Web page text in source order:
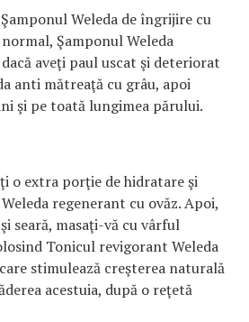
Weleda de îngrijire cu
Şamponul Weleda
aveţi paul uscat şi deteriorat
anti mătreaţă cu grâu, apoi
şi pe toată lungimea părului.
o extra porţie de hidratare şi
regenerant cu ovăz. Apoi,
seară, masaţi-vă cu vârful
Tonicul revigorant Weleda
stimulează creşterea naturală
acestuia, după o reţetă